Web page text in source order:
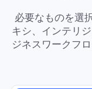
必要なものを選
キシ、インテリ
ジネスワークフ